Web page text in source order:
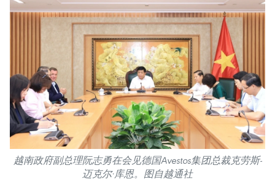
越南政府副总理阮志勇在会见德国Avestos集团总裁克劳斯-
迈克尔·库恩。图自越通社